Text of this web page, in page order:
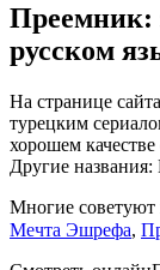
Преемник:
русском
На странице
турецким
хорошем
Другие
Многие советуют
Мечта Эшрефа,